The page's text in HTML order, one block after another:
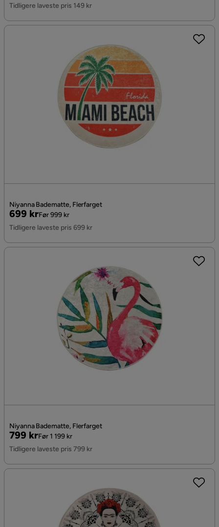
Tidligere laveste pris 149 kr
Niyanna Badematte, Flerfarget
Pris
699 kr
Original
Pris
Før 999 kr
Tidligere laveste pris 699 kr
Niyanna Badematte, Flerfarget
Pris
799 kr
Original
Pris
Før 1 199 kr
Tidligere laveste pris 799 kr